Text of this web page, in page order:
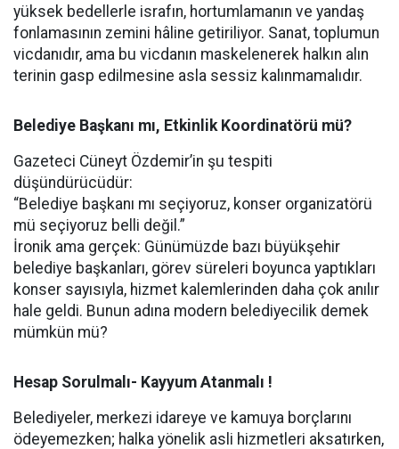
yüksek bedellerle israfın, hortumlamanın ve yandaş
fonlamasının zemini hâline getiriliyor. Sanat, toplumun
vicdanıdır, ama bu vicdanın maskelenerek halkın alın
terinin gasp edilmesine asla sessiz kalınmamalıdır.
Belediye Başkanı mı, Etkinlik Koordinatörü mü?
Gazeteci Cüneyt Özdemir’in şu tespiti
düşündürücüdür:
“Belediye başkanı mı seçiyoruz, konser organizatörü
mü seçiyoruz belli değil.”
İronik ama gerçek: Günümüzde bazı büyükşehir
belediye başkanları, görev süreleri boyunca yaptıkları
konser sayısıyla, hizmet kalemlerinden daha çok anılır
hale geldi. Bunun adına modern belediyecilik demek
mümkün mü?
Hesap Sorulmalı- Kayyum Atanmalı !
Belediyeler, merkezi idareye ve kamuya borçlarını
ödeyemezken; halka yönelik asli hizmetleri aksatırken,